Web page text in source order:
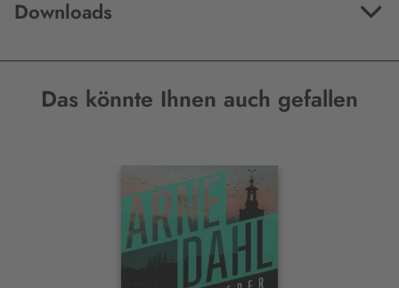
Downloads
Das könnte Ihnen auch gefallen
Interaktives